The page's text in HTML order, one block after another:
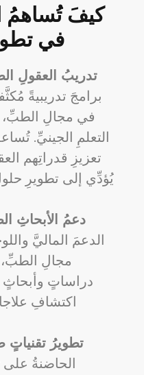
كيفَ تُساهمُ
في
تدريبُ العقولِ
برامجَ تدريبيةً
في مجالِ الطبِّ،
التعلمِ الجينيِّ.
تعزيزِ قدراتِهم
يُؤدِّي إلى تطويرِ
دعمُ الأبحاثِ
الدعمَ الماليَّ
مجالِ الطبِّ،
دراساتٍ
اكتشافِ
تطويرُ تقنياتٍ
الحاضنةُ على